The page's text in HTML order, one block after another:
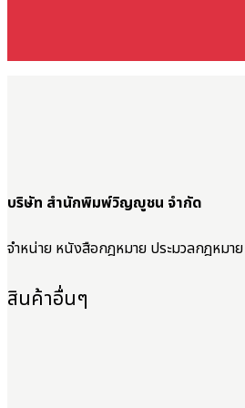
บริษัท สำนักพิมพ์วิญญูชน จำกัด
จำหน่าย หนังสือกฎหมาย ประมวลกฎหมา
สินค้าอื่นๆ